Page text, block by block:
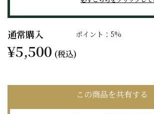
通常購入 ポイント：5%
¥5,500 (税込)
この商品を共有する